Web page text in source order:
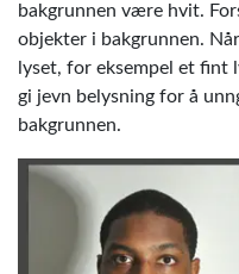
bakgrunnen være hvit.
objekter i bakgrunnen.
lyset, for eksempel et fint
gi jevn belysning for å
bakgrunnen.